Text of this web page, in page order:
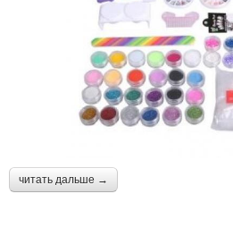
читать дальше →